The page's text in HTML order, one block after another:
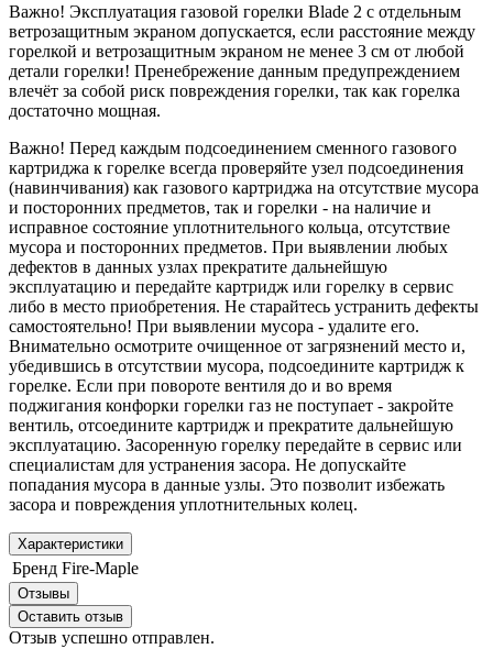
Важно! Эксплуатация газовой горелки Blade 2 с отдельным
ветрозащитным экраном допускается, если расстояние между
горелкой и ветрозащитным экраном не менее 3 см от любой
детали горелки! Пренебрежение данным предупреждением
влечёт за собой риск повреждения горелки, так как горелка
достаточно мощная.
Важно! Перед каждым подсоединением сменного газового
картриджа к горелке всегда проверяйте узел подсоединения
(навинчивания) как газового картриджа на отсутствие мусора
и посторонних предметов, так и горелки - на наличие и
исправное состояние уплотнительного кольца, отсутствие
мусора и посторонних предметов. При выявлении любых
дефектов в данных узлах прекратите дальнейшую
эксплуатацию и передайте картридж или горелку в сервис
либо в место приобретения. Не старайтесь устранить дефекты
самостоятельно! При выявлении мусора - удалите его.
Внимательно осмотрите очищенное от загрязнений место и,
убедившись в отсутствии мусора, подсоедините картридж к
горелке. Если при повороте вентиля до и во время
поджигания конфорки горелки газ не поступает - закройте
вентиль, отсоедините картридж и прекратите дальнейшую
эксплуатацию. Засоренную горелку передайте в сервис или
специалистам для устранения засора. Не допускайте
попадания мусора в данные узлы. Это позволит избежать
засора и повреждения уплотнительных колец.
Характеристики
Бренд Fire-Maple
Отзывы
Оставить отзыв
Отзыв успешно отправлен.